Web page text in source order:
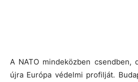
A NATO mindeközben csendben,
újra Európa védelmi profilját.